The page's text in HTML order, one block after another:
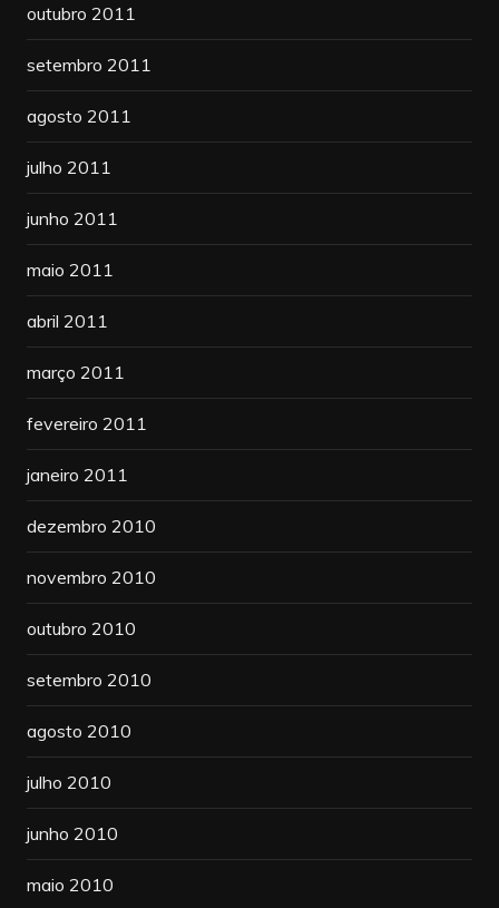
outubro 2011
setembro 2011
agosto 2011
julho 2011
junho 2011
maio 2011
abril 2011
março 2011
fevereiro 2011
janeiro 2011
dezembro 2010
novembro 2010
outubro 2010
setembro 2010
agosto 2010
julho 2010
junho 2010
maio 2010